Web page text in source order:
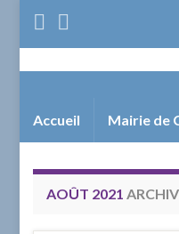
Accueil Mairie de
AOÛT 2021